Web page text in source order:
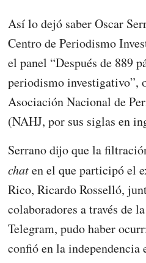
Así lo dejó saber Oscar
Centro de Periodismo
el panel “Después de 889
periodismo investigativo”,
Asociación Nacional de
(NAHJ, por sus siglas en
Serrano dijo que la
chaten el que participó el
Rico, Ricardo Rosselló,
colaboradores a través de
Telegram, pudo haber
confió en la